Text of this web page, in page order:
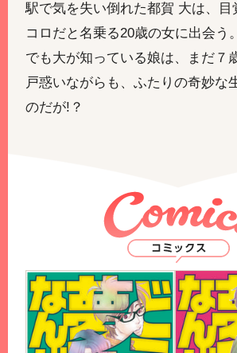
駅で気を失い倒れた都賀 大は、目
コロだと名乗る20歳の女に出会う。
でも大が知っている娘は、まだ７
戸惑いながらも、ふたりの奇妙な
のだが!？